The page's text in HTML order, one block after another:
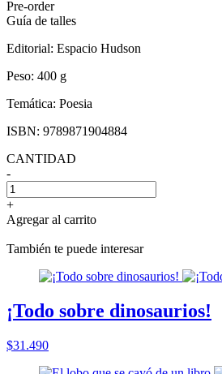
Pre-order
Guía de talles
Editorial: Espacio Hudson
Peso: 400 g
Temática: Poesia
ISBN: 9789871904884
CANTIDAD
-
+
Agregar al carrito
También te puede interesar
¡Todo sobre dinosaurios!
$31.490